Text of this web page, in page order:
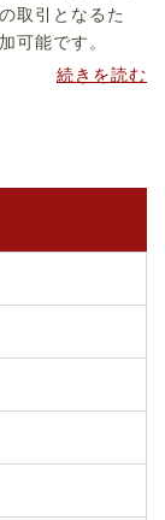
取引となるた
可能です。
続きを読む